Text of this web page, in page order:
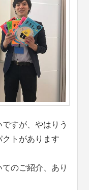
すが、やはりう
トがあります
のご紹介、あり